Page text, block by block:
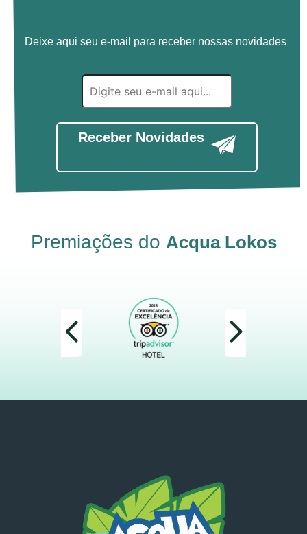
Deixe aqui seu e-mail para receber nossas novidades
Receber Novidades
Premiações do Acqua Lokos